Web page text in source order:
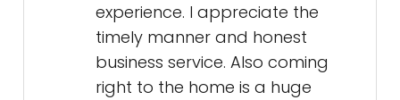
experience. I appreciate the
timely manner and honest
business service. Also coming
right to the home is a huge